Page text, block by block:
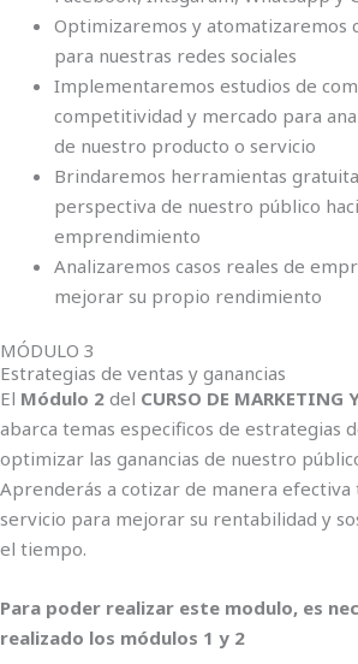
Optimizaremos y atomatizaremos
para nuestras redes sociales
Implementaremos estudios de
competitividad y mercado para
de nuestro producto o servicio
Brindaremos herramientas
perspectiva de nuestro público
emprendimiento
Analizaremos casos reales de
mejorar su propio rendimiento
MÓDULO 3
Estrategias de ventas y ganancias
El Módulo 2 del CURSO DE MARKETING
abarca temas especificos de estrategias
optimizar las ganancias de nuestro
Aprenderás a cotizar de manera efectiva
servicio para mejorar su rentabilidad y
el tiempo.
Para poder realizar este modulo, es
realizado los módulos 1 y 2